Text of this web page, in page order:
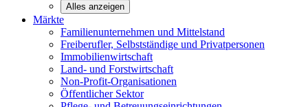
Alles anzeigen
Märkte
Familienunternehmen und Mittelstand
Freiberufler, Selbstständige und Privatpersonen
Immobilienwirtschaft
Land- und Forstwirtschaft
Non-Profit-Organisationen
Öffentlicher Sektor